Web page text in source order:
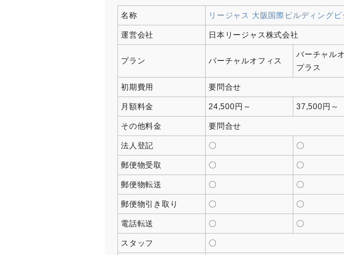
名称 リージャス 大阪国際ビルディング
運営会社 日本リージャス株式会社
プラン バーチャルオフィス
バーチャル
プラス
初期費用 要問合せ
月額料金 24,500円～ 37,500円～
その他料金 要問合せ
法人登記 〇 〇
郵便物受取 〇 〇
郵便物転送 〇 〇
郵便物引き取り 〇 〇
電話転送 〇 〇
スタッフ 〇